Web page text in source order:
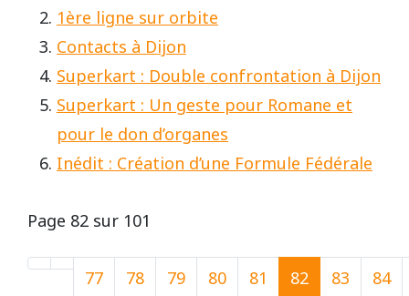
1ère ligne sur orbite
Contacts à Dijon
Superkart : Double confrontation à Dijon
Superkart : Un geste pour Romane et
pour le don d’organes
Inédit : Création d’une Formule Fédérale
Page 82 sur 101
77 78 79 80 81 82 83 84